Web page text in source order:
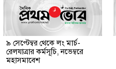
৯ সেপ্টেম্বর থেকে লং মার্চ-
রেলযাত্রার কর্মসূচি, নভেম্বরে
মহাসমাবেশ